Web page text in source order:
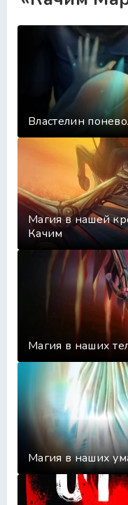
Властелин
Магия в нашей
Качим
Магия в наших
Магия в наших